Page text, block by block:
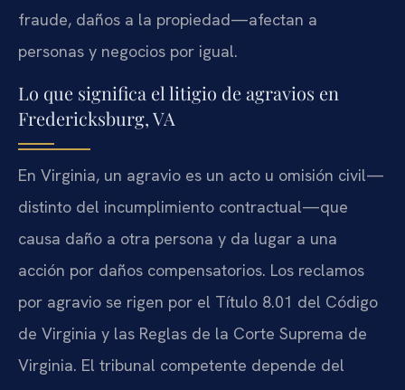
fraude, daños a la propiedad—afectan a
personas y negocios por igual.
Lo que significa el litigio de agravios en
Fredericksburg, VA
En Virginia, un agravio es un acto u omisión civil—
distinto del incumplimiento contractual—que
causa daño a otra persona y da lugar a una
acción por daños compensatorios. Los reclamos
por agravio se rigen por el Título 8.01 del Código
de Virginia y las Reglas de la Corte Suprema de
Virginia. El tribunal competente depende del